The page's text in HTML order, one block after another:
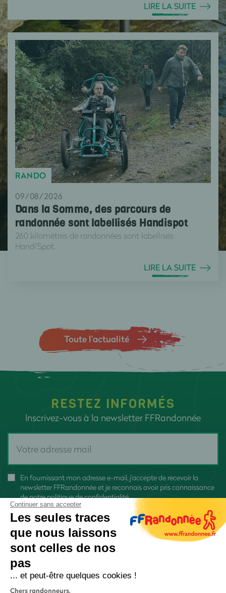
LIRE LA SUITE
RANDO
09/08/2026
Dans la Somme, des parcours de
randonnée sont labellisés Handispot
260 kilomètres de randonnées sont labellisés
Handi'Spot.
LIRE LA SUITE
Toute l’actualité
RESTEZ INFORMÉS
Inscrivez-vous à la newsletter FFRandonnée
En fournissant mon adresse e-mail, j'accepte de recevoir la
newsletter FFRandonnée et je reconnais avoir pris connaissance
denotre politique de confidentialité
Continuer sans accepter
Les seules traces
que nous laissons
sont celles de nos
pas
... et peut-être quelques cookies !
Chers randonneurs,